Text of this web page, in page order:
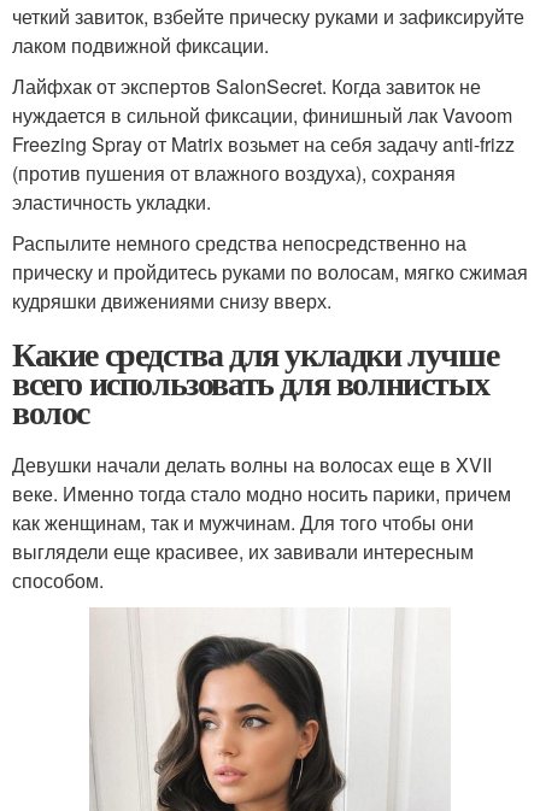
четкий завиток, взбейте прическу руками и зафиксируйте
лаком подвижной фиксации.
Лайфхак от экспертов SalonSecret. Когда завиток не
нуждается в сильной фиксации, финишный лак Vavoom
Freezing Spray от Matrix возьмет на себя задачу anti-frizz
(против пушения от влажного воздуха), сохраняя
эластичность укладки.
Распылите немного средства непосредственно на
прическу и пройдитесь руками по волосам, мягко сжимая
кудряшки движениями снизу вверх.
Какие средства для укладки лучше
всего использовать для волнистых
волос
Девушки начали делать волны на волосах еще в XVII
веке. Именно тогда стало модно носить парики, причем
как женщинам, так и мужчинам. Для того чтобы они
выглядели еще красивее, их завивали интересным
способом.